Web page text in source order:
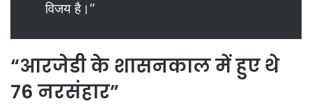
विजय है।”
“आरजेडी के शासनकाल में हुए थे
76 नरसंहार”